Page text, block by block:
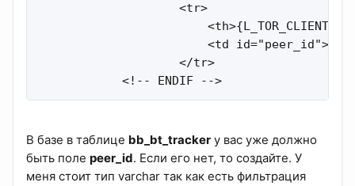
                    <tr>
<td
                    </tr>
            <!-- ENDIF -->
В базе в таблице bb_bt_tracker у вас уже должно
быть поле peer_id. Если его нет, то создайте. У
меня стоит тип varchar так как есть фильтрация